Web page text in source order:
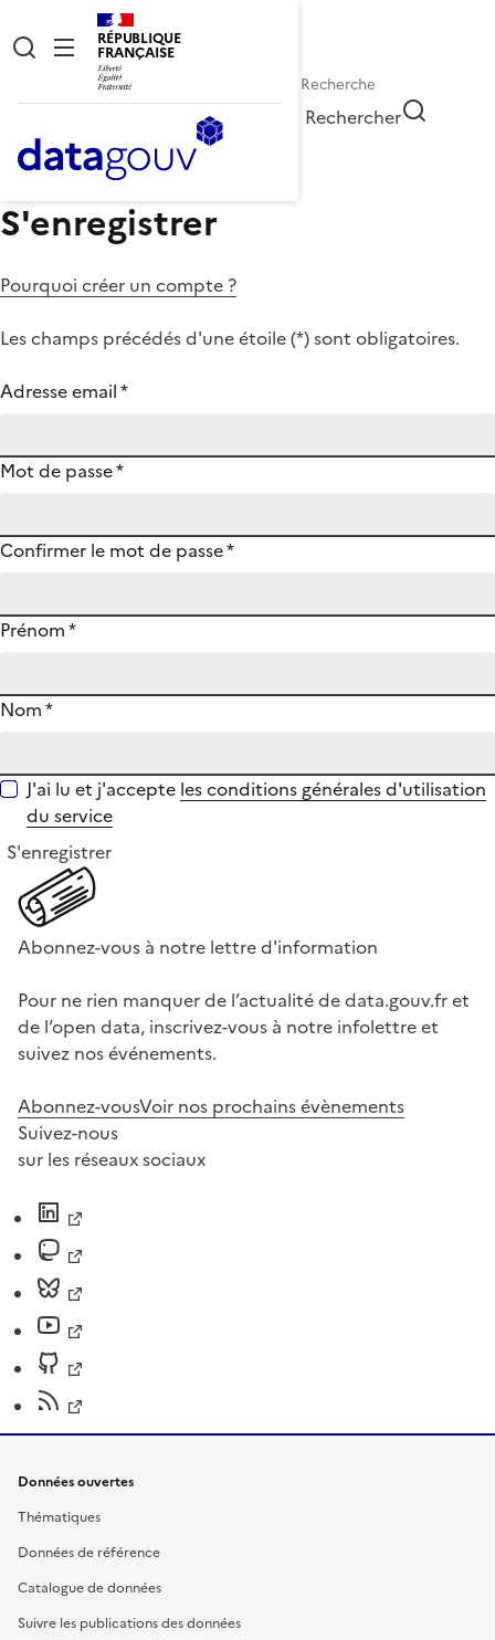
RÉPUBLIQUE
FRANÇAISE
Rechercher
S'enregistrer
Pourquoi créer un compte ?
Les champs précédés d'une étoile (*) sont obligatoires.
Adresse email*
Mot de passe*
Confirmer le mot de passe*
Prénom*
Nom*
J'ai lu et j'accepte les conditions générales d'utilisation
du service
S'enregistrer
Abonnez-vous à notre lettre d'information
Pour ne rien manquer de l’actualité de data.gouv.fr et
de l’open data, inscrivez-vous à notre infolettre et
suivez nos événements.
Abonnez-vousVoir nos prochains évènements
Suivez-nous
sur les réseaux sociaux
Données ouvertes
Thématiques
Données de référence
Catalogue de données
Suivre les publications des données